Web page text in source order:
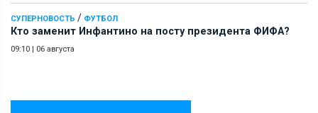
СУПЕРНОВОСТЬ / ФУТБОЛ
Кто заменит Инфантино на посту президента ФИФА?
09:10 | 06 августа